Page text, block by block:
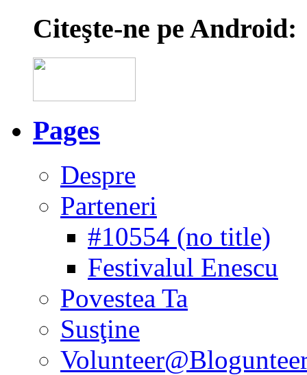
Citeşte-ne pe Android:
Pages
Despre
Parteneri
#10554 (no title)
Festivalul Enescu
Povestea Ta
Susţine